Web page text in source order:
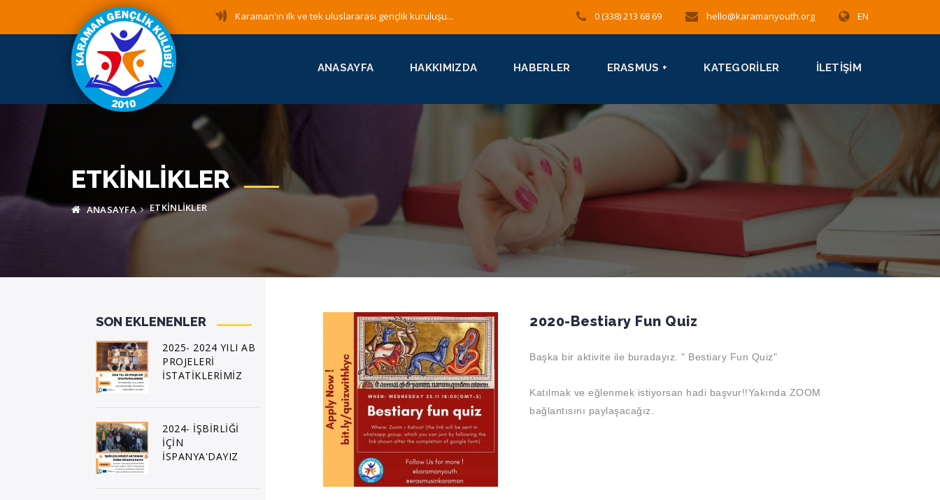
ANASAYFA HAKKIMIZDA HABERLER ERASMUS + KATEGORILER İLETIŞIM
Karaman'ın ilk ve tek uluslararası gençlik kuruluşu... 0 (338) 213 68 69 hello@karamanyouth.org EN
ETKINLIKLER
ANASAYFA ETKINLIKLER
2020-Bestiary Fun Quiz
Başka bir aktivite ile buradayız. " Bestiary Fun Quiz"
Katılmak ve eğlenmek istiyorsan hadi başvur!!Yakında ZOOM
bağlantısını paylaşacağız.
SON EKLENENLER
2025- 2024 YILI AB
PROJELERİ
İSTATİKLERİMİZ
2024- İŞBİRLİĞİ
İÇİN
İSPANYA'DAYIZ